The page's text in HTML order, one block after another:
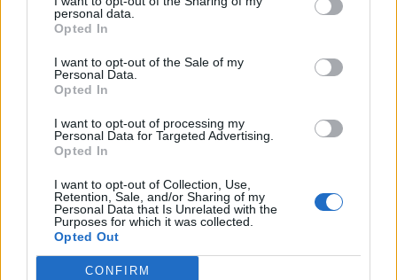
personal data.
Opted In
I want to opt-out of the Sale of my
Personal Data.
Opted In
I want to opt-out of processing my
Personal Data for Targeted Advertising.
Opted In
I want to opt-out of Collection, Use,
Retention, Sale, and/or Sharing of my
Personal Data that Is Unrelated with the
Purposes for which it was collected.
Opted Out
CONFIRM
užtenka
Šiuo metu skaitomiausi
Šie Zodiako ženklai pagaliau
laukė
Dienos horoskopas 12 Zodiako
galimybių ribos